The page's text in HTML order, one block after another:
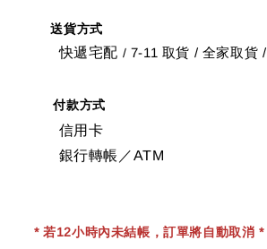
送貨方式
快遞宅配 / 7-11 取貨 / 全家取貨
付款方式
信用卡
銀行轉帳／ATM
* 若12小時內未結帳，訂單將自動取消 *